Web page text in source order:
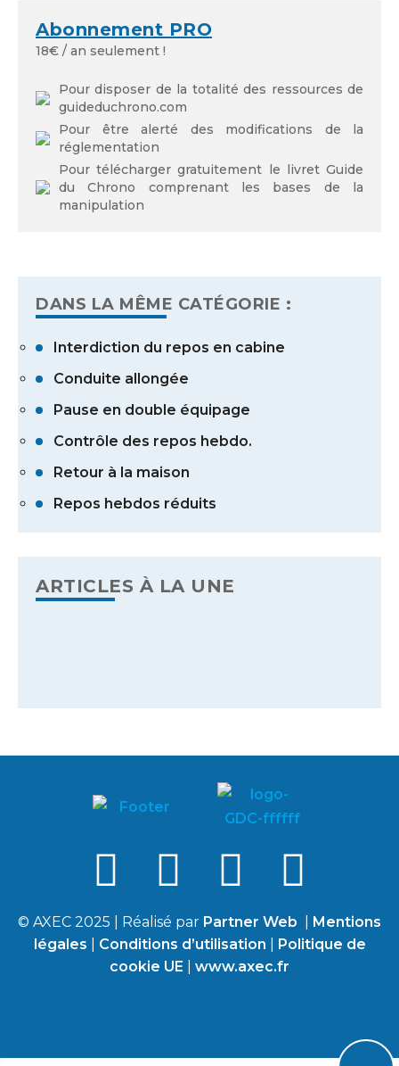
Abonnement PRO
18€ / an seulement !
Pour disposer de la totalité des ressources de
guideduchrono.com
Pour être alerté des modifications de la
réglementation
Pour télécharger gratuitement le livret Guide
du Chrono comprenant les bases de la
manipulation
DANS LA MÊME CATÉGORIE :
Interdiction du repos en cabine
Conduite allongée
Pause en double équipage
Contrôle des repos hebdo.
Retour à la maison
Repos hebdos réduits
ARTICLES À LA UNE
© AXEC 2025 | Réalisé par Partner Web
Mentions
légales
Conditions d’utilisation
Politique de
cookie UE
www.axec.fr